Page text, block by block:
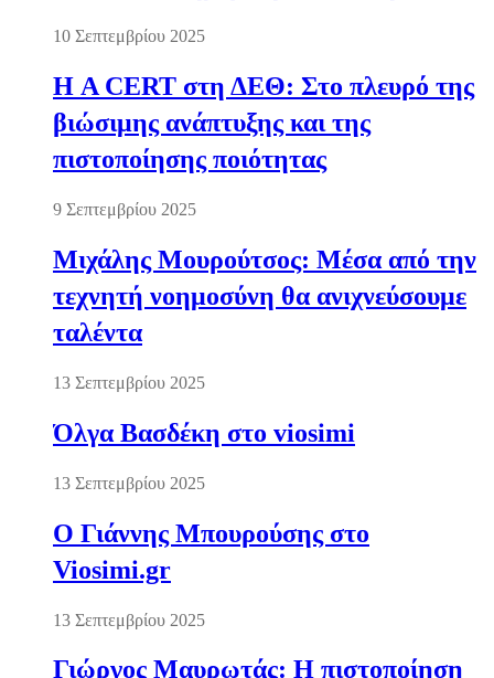
10 Σεπτεμβρίου 2025
Η A CERT στη ΔΕΘ: Στο πλευρό της
βιώσιμης ανάπτυξης και της
πιστοποίησης ποιότητας
9 Σεπτεμβρίου 2025
Μιχάλης Μουρούτσος: Μέσα από την
τεχνητή νοημοσύνη θα ανιχνεύσουμε
ταλέντα
13 Σεπτεμβρίου 2025
Όλγα Βασδέκη στο viosimi
13 Σεπτεμβρίου 2025
Ο Γιάννης Μπουρούσης στο
Viosimi.gr
13 Σεπτεμβρίου 2025
Γιώργος Μαυρωτάς: Η πιστοποίηση